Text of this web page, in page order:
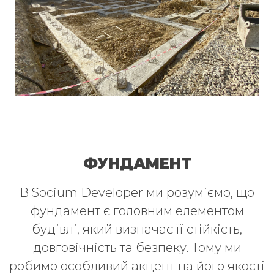
ФУНДАМЕНТ
В Socium Developer ми розуміємо, що
фундамент є головним елементом
будівлі, який визначає її стійкість,
довговічність та безпеку. Тому ми
робимо особливий акцент на його якості